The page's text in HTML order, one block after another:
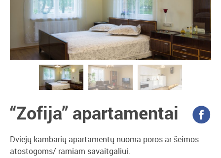
“Zofija” apartamentai
Dviejų kambarių apartamentų nuoma poros ar šeimos
atostogoms/ ramiam savaitgaliui.